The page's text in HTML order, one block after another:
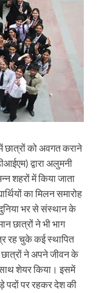
छात्रों को अवगत कराने
द्वारा अलुमनी
शहरों में किया जाता
का मिलन समारोह
भर से संस्थान के
छात्रों ने भी भाग
रह चुके कई स्थापित
छात्रों ने अपने जीवन के
शेयर किया। इसमें
पर रहकर देश की